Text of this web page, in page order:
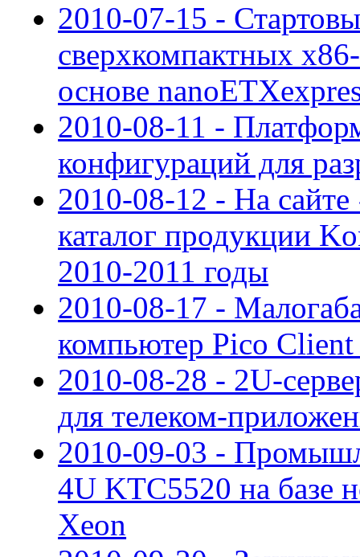
2010-07-15 -
сверхкомпактных
основе
2010-08-11 -
конфигураций для
2010-08-12 - На
каталог продукции
2010-2011 годы
2010-08-17 -
компьютер Pico
2010-08-28 - 2U-
для телеком-
2010-09-03 -
4U KTC5520 на базе
Xeon